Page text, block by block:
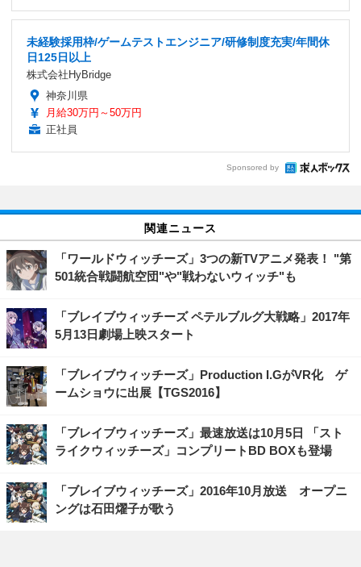
未経験採用枠/ゲームテストエンジニア/研修制度充実/年間休
日125日以上
株式会社HyBridge
神奈川県
月給30万円～50万円
正社員
Sponsored by
関連ニュース
「ワールドウィッチーズ」3つの新TVアニメ発表！ "第
501統合戦闘航空団"や"戦わないウィッチ"も
「ブレイブウィッチーズ ペテルブルグ大戦略」2017年
5月13日劇場上映スタート
「ブレイブウィッチーズ」Production I.GがVR化 ゲ
ームショウに出展【TGS2016】
「ブレイブウィッチーズ」最速放送は10月5日 「スト
ライクウィッチーズ」コンプリートBD BOXも登場
「ブレイブウィッチーズ」2016年10月放送 オープニ
ングは石田燿子が歌う